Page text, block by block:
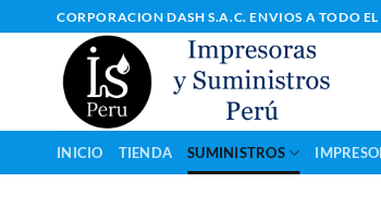
al
contenido
CORPORACION DASH S.A.C. ENVIOS A TODO EL
INICIO TIENDA SUMINISTROS